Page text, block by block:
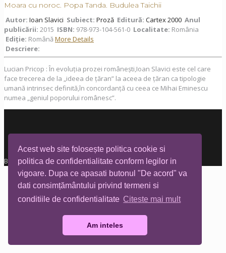
Acest web site folosește politica cookie si
politica de confidentialitate conform legilor in
vigoare. Dupa ce apasati butonul "De acord" va
dati consimțământului privind termeni si
conditiile de confidentialitate Citeste mai mult
Am inteles
Moara cu noroc. Popa Tanda. Budulea Taichii
Autor: Ioan Slavici Subiect: Proză Editură: Cartex 2000 Anul
publicării: 2015 ISBN: 978-973-104-561-0 Localitate: România
Ediţie: Română More Details
Descriere:
Lucian Pricop : În evoluția prozei românești,Ioan Slavici este cel care
face trecerea de la „ideea de țăran” la aceea de țăran ca tipologie
umană intrinsec definită,în concordanță cu ceea ce Mihai Eminescu
numea „geniul poporului românesc”.
Biblioteca Tia Mare © All rights reserved